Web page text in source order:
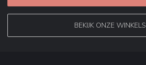
BEKIJK ONZE WINKELS